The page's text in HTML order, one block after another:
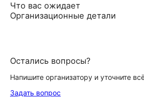
Что вас ожидает
Организационные детали
Остались вопросы?
Напишите организатору и уточните
Задать вопрос